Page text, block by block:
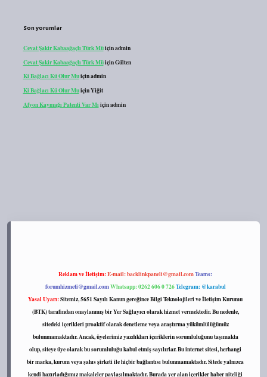
Son yorumlar
Cevat Şakir Kabaağaçlı Türk Müiçinadmin
Cevat Şakir Kabaağaçlı Türk MüiçinGülten
Ki Bağlacı Kü Olur Muiçinadmin
Ki Bağlacı Kü Olur MuiçinYiğit
Afyon Kaymağı Patenti Var Mı içinadmin
Reklam ve İletişim:E-mail:backlinkpaneli@gmail.comTeams:
forumhizmeti@gmail.comWhatsapp: 0262 606 0 726Telegram: @karabul
Yasal Uyarı:Sitemiz, 5651 Sayılı Kanun gereğince Bilgi Teknolojileri ve İletişim Kurumu
(BTK) tarafından onaylanmış bir Yer Sağlayıcı olarak hizmet vermektedir. Bu nedenle,
sitedeki içerikleri proaktif olarak denetleme veya araştırma yükümlülüğümüz
bulunmamaktadır. Ancak, üyelerimiz yazdıkları içeriklerin sorumluluğunu taşımakta
olup, siteye üye olarak bu sorumluluğu kabul etmiş sayılırlar. Bu internet sitesi, herhangi
bir marka, kurum veya şahıs şirketi ile hiçbir bağlantısı bulunmamaktadır. Sitede yalnızca
kendi hazırladığımız makaleler paylaşılmaktadır. Burada yer alan içerikler haber niteliği